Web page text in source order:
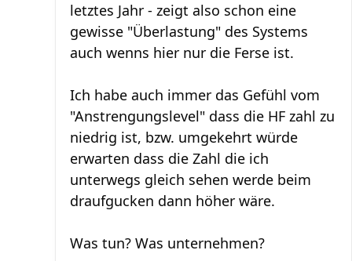
letztes Jahr - zeigt also schon eine
gewisse "Überlastung" des Systems
auch wenns hier nur die Ferse ist.
Ich habe auch immer das Gefühl vom
"Anstrengungslevel" dass die HF zahl zu
niedrig ist, bzw. umgekehrt würde
erwarten dass die Zahl die ich
unterwegs gleich sehen werde beim
draufgucken dann höher wäre.
Was tun? Was unternehmen?